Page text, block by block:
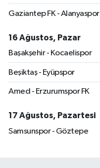
Gaziantep FK - Alanyaspor
16 Ağustos, Pazar
Başakşehir - Kocaelispor
Beşiktaş - Eyüpspor
Amed - Erzurumspor FK
17 Ağustos, Pazartesi
Samsunspor - Göztepe